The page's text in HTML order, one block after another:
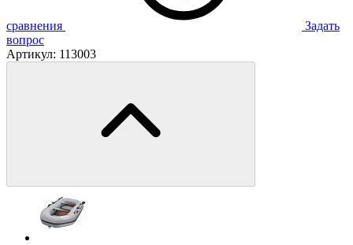
сравнения
Задать
вопрос
Артикул: 113003